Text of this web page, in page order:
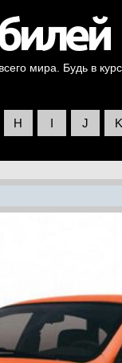
мира. Будь в
H I J K